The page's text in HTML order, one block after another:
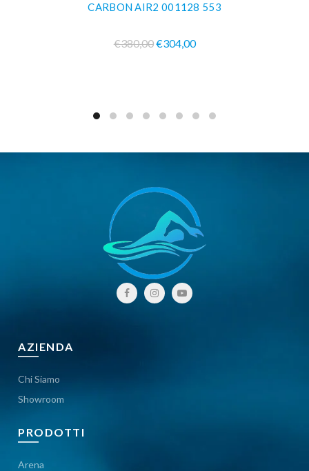
CARBON AIR2 001128 553
€380,00€304,00
AZIENDA
Chi Siamo
Showroom
PRODOTTI
Arena